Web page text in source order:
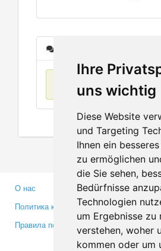
Ihre
uns wichtig
Diese Website
und Targeting
Ihnen ein
zu ermöglichen
die Sie sehen,
Bedürfnisse
Technologien
um Ergebnisse zu
verstehen, woher
kommen oder um
О нас
Политика конфиденциальности
Правила пользования